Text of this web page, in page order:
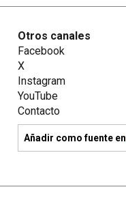
Otros canales
Facebook
X
Instagram
YouTube
Contacto
Añadir como fuente en